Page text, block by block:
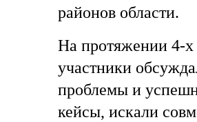
районов области.
На протяжении 4-х
участники
проблемы и
кейсы, искали